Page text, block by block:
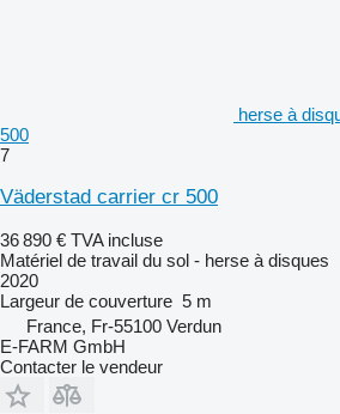
herse à
500
7
Väderstad carrier cr 500
36 890 € TVA incluse
Matériel de travail du sol - herse à disques
2020
Largeur de couverture 5 m
France, Fr-55100 Verdun
E-FARM GmbH
Contacter le vendeur